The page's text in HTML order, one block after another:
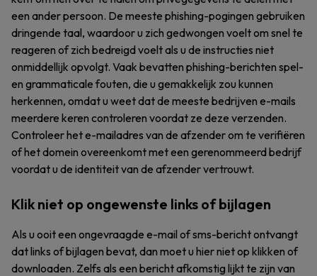
een ander persoon. De meeste phishing-pogingen gebruiken
dringende taal, waardoor u zich gedwongen voelt om snel te
reageren of zich bedreigd voelt als u de instructies niet
onmiddellijk opvolgt. Vaak bevatten phishing-berichten spel-
en grammaticale fouten, die u gemakkelijk zou kunnen
herkennen, omdat u weet dat de meeste bedrijven e-mails
meerdere keren controleren voordat ze deze verzenden.
Controleer het e-mailadres van de afzender om te verifiëren
of het domein overeenkomt met een gerenommeerd bedrijf
voordat u de identiteit van de afzender vertrouwt.
Klik niet op ongewenste links of bijlagen
Als u ooit een ongevraagde e-mail of sms-bericht ontvangt
dat links of bijlagen bevat, dan moet u hier niet op klikken of
downloaden. Zelfs als een bericht afkomstig lijkt te zijn van